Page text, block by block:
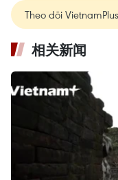
Theo dõi VietnamPlus
相关新闻